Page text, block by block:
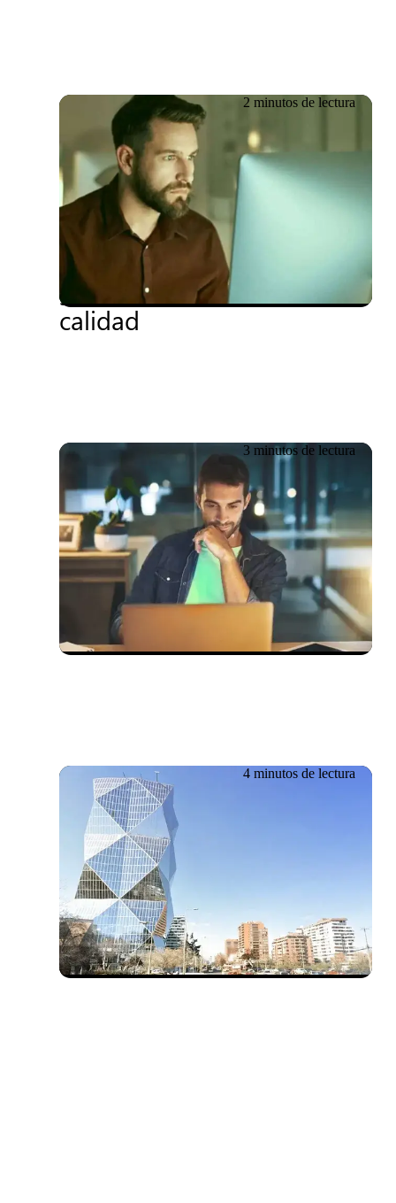
2 minutos de lectura
20.06.2026
Testsigma y Mabl: las
superestrellas de los
servicios de control de
calidad
3 minutos de lectura
19.06.2026
La importancia de las
pruebas de compatibilidad
en el control de calidad
4 minutos de lectura
19.06.2026
ESIGN: desarrollo ágil en
nuestro mundo en
constante cambio